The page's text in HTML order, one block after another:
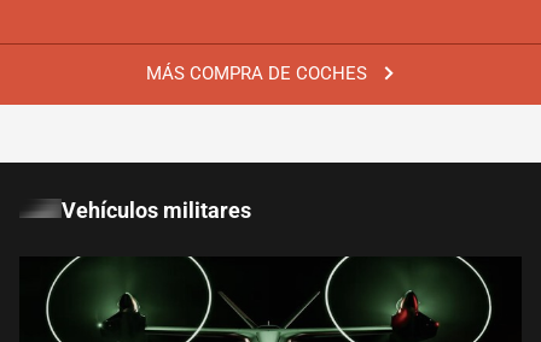
MÁS COMPRA DE COCHES
Vehículos militares